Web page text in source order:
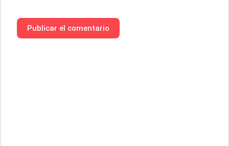
Publicar el comentario